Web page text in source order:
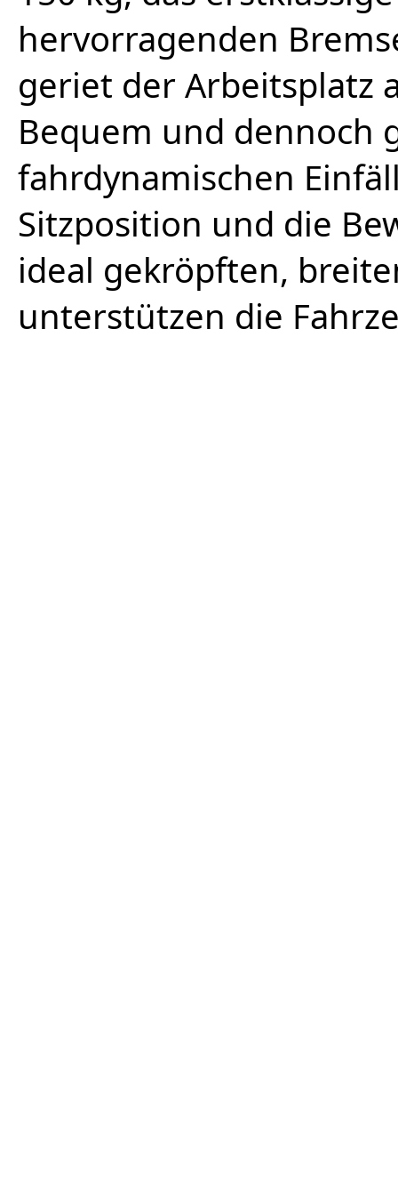
hervorragenden
geriet der Arbeitsplatz
Bequem und dennoch
fahrdynamischen
Sitzposition und die
ideal gekröpften,
unterstützen die